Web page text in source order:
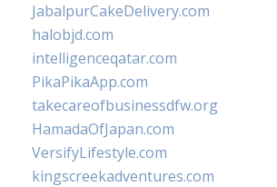
JabalpurCakeDelivery.com
halobjd.com
intelligenceqatar.com
PikaPikaApp.com
takecareofbusinessdfw.org
HamadaOfJapan.com
VersifyLifestyle.com
kingscreekadventures.com